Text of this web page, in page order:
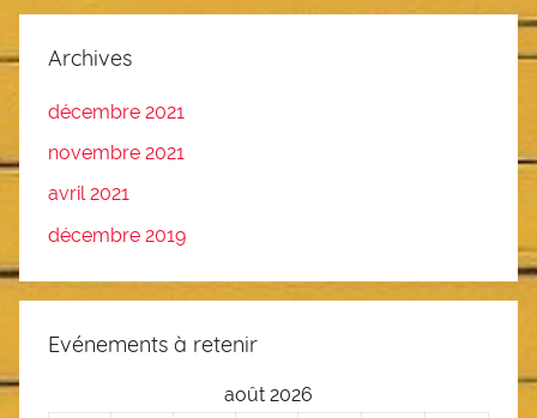
Archives
décembre 2021
novembre 2021
avril 2021
décembre 2019
Evénements à retenir
août 2026